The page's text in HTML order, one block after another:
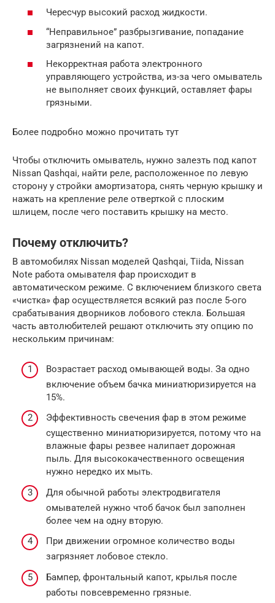
Чересчур высокий расход жидкости.
“Неправильное” разбрызгивание, попадание
загрязнений на капот.
Некорректная работа электронного
управляющего устройства, из-за чего омыватель
не выполняет своих функций, оставляет фары
грязными.
Более подробно можно прочитать тут
Чтобы отключить омыватель, нужно залезть под капот
Nissan Qashqai, найти реле, расположенное по левую
сторону у стройки амортизатора, снять черную крышку и
нажать на крепление реле отверткой с плоским
шлицем, после чего поставить крышку на место.
Почему отключить?
В автомобилях Nissan моделей Qashqai, Tiida, Nissan
Note работа омывателя фар происходит в
автоматическом режиме. С включением близкого света
«чистка» фар осуществляется всякий раз после 5-ого
срабатывания дворников лобового стекла. Большая
часть автолюбителей решают отключить эту опцию по
нескольким причинам:
Возрастает расход омывающей воды. За одно
включение объем бачка миниатюризируется на
15%.
Эффективность свечения фар в этом режиме
существенно миниатюризируется, потому что на
влажные фары резвее налипает дорожная
пыль. Для высококачественного освещения
нужно нередко их мыть.
Для обычной работы электродвигателя
омывателей нужно чтоб бачок был заполнен
более чем на одну вторую.
При движении огромное количество воды
загрязняет лобовое стекло.
Бампер, фронтальный капот, крылья после
работы повсевременно грязные.